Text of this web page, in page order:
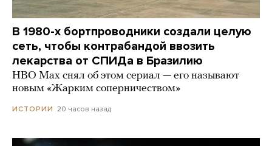
В 1980-х бортпроводники создали целую
сеть, чтобы контрабандой ввозить
лекарства от СПИДа в Бразилию
HBO Max снял об этом сериал — его называют
новым «Жарким соперничеством»
ИСТОРИИ 20 часов назад